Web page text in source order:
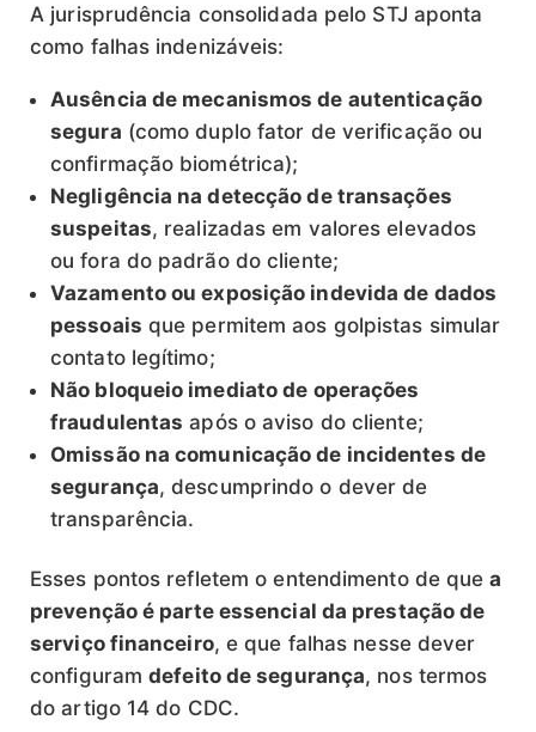
A jurisprudência consolidada pelo STJ aponta
como falhas indenizáveis:
Ausência de mecanismos de autenticação
segura (como duplo fator de verificação ou
confirmação biométrica);
Negligência na detecção de transações
suspeitas, realizadas em valores elevados
ou fora do padrão do cliente;
Vazamento ou exposição indevida de dados
pessoais que permitem aos golpistas simular
contato legítimo;
Não bloqueio imediato de operações
fraudulentas após o aviso do cliente;
Omissão na comunicação de incidentes de
segurança, descumprindo o dever de
transparência.
Esses pontos refletem o entendimento de quea
prevenção é parte essencial da prestação de
serviço financeiro, e que falhas nesse dever
configuramdefeito de segurança, nos termos
do artigo 14 do CDC.